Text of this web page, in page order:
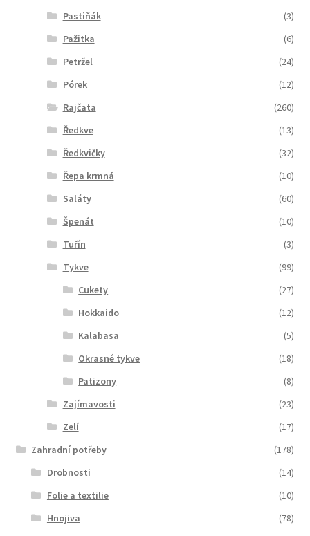
Pastiňák
(3)
Pažitka
(6)
Petržel
(24)
Pórek
(12)
Rajčata
(260)
Ředkve
(13)
Ředkvičky
(32)
Řepa krmná
(10)
Saláty
(60)
Špenát
(10)
Tuřín
(3)
Tykve
(99)
Cukety
(27)
Hokkaido
(12)
Kalabasa
(5)
Okrasné tykve
(18)
Patizony
(8)
Zajímavosti
(23)
Zelí
(17)
Zahradní potřeby
(178)
Drobnosti
(14)
Folie a textilie
(10)
Hnojiva
(78)